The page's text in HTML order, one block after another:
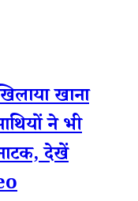
खाना
ने भी
देखें